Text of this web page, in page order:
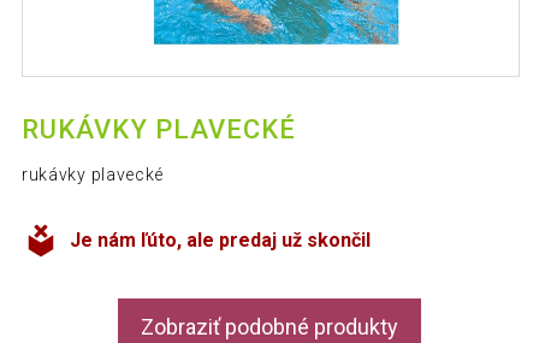
RUKÁVKY PLAVECKÉ
rukávky plavecké
Je nám ľúto, ale predaj už skončil
Zobraziť podobné produkty